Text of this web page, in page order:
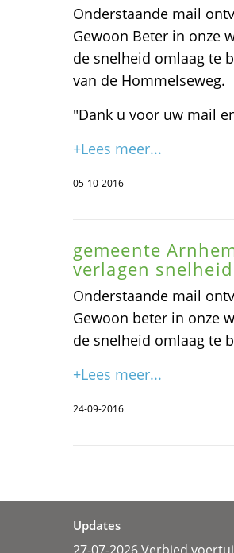
Onderstaande mail
Gewoon Beter in onze
de snelheid omlaag te
van de Hommelseweg.
"Dank u voor uw mail
+Lees meer...
05-10-2016
gemeente
verlagen snelheid
Onderstaande mail
Gewoon beter in onze
de snelheid omlaag te
+Lees meer...
24-09-2016
Updates